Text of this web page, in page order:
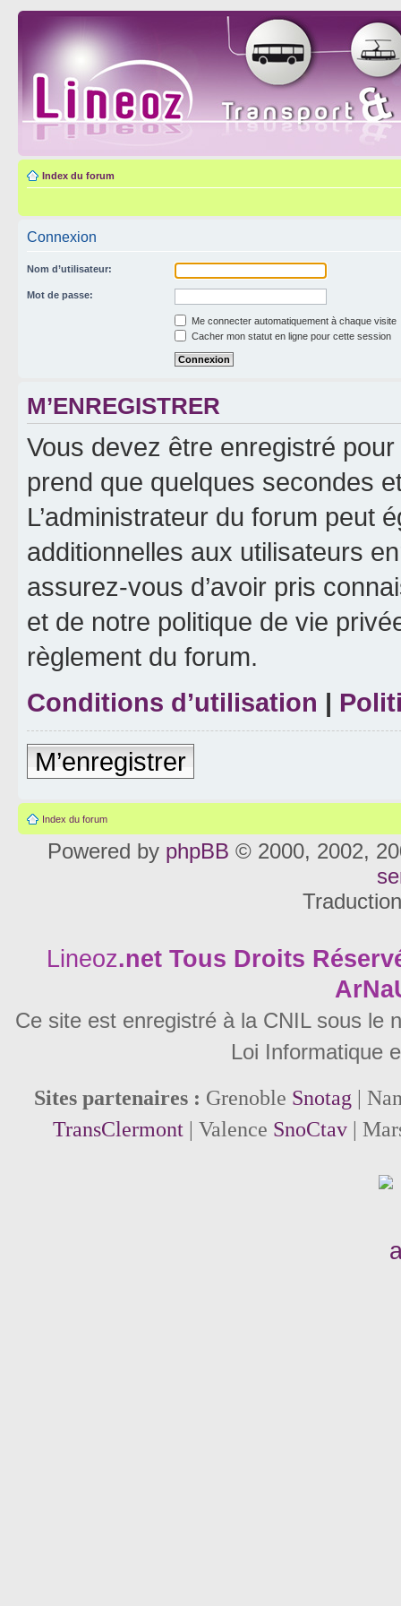
Index du forum
Connexion
Nom d’utilisateur:
Mot de passe:
Me connecter automatiquement à chaque visite
Cacher mon statut en ligne pour cette session
M’ENREGISTRER
Vous devez être enregistré
prend que quelques secondes
L’administrateur du forum peut
additionnelles aux utilisateurs
assurez-vous d’avoir pris
et de notre politique de vie
règlement du forum.
Conditions d’utilisation |
M’enregistrer
Index du forum
Powered by phpBB © 2000, 2002,
Lineoz.net Tous Droits
Ce site est enregistré à la CNIL sous le
Loi Informatique
Sites partenaires : Grenoble Snotag |
TransClermont| Valence SnoCtav|